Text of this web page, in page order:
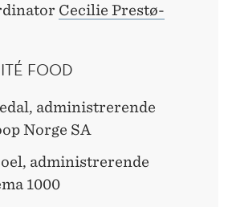
Cecilie Prestø-
FOOD
administrerende
Norge SA
administrerende
1000